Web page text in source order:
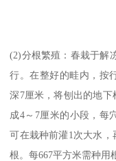
(2)分根繁殖：春栽于解
行。在整好的畦内，按
深7厘米，将刨出的地
成4～7厘米的小段，每
可在栽种前灌1次大水
根。每667平方米需种用